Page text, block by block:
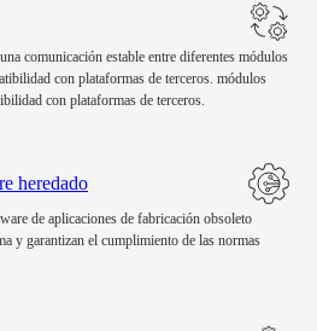
comunicación estable entre diferentes módulos
con plataformas de terceros. módulos
con plataformas de terceros.
heredado
de aplicaciones de fabricación obsoleto
y garantizan el cumplimiento de las normas